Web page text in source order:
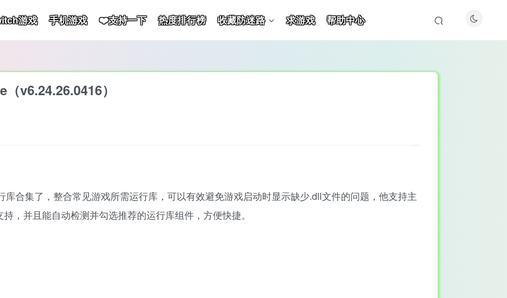
游戏 手机游戏 ❤️支持一下 热度排行榜 收藏防迷路 求游戏 帮助中心
v6.24.26.0416）
合集了，整合常见游戏所需运行库，可以有效避免游戏启动时显示缺少.dll文件的问题，他支持主
，并且能自动检测并勾选推荐的运行库组件，方便快捷。